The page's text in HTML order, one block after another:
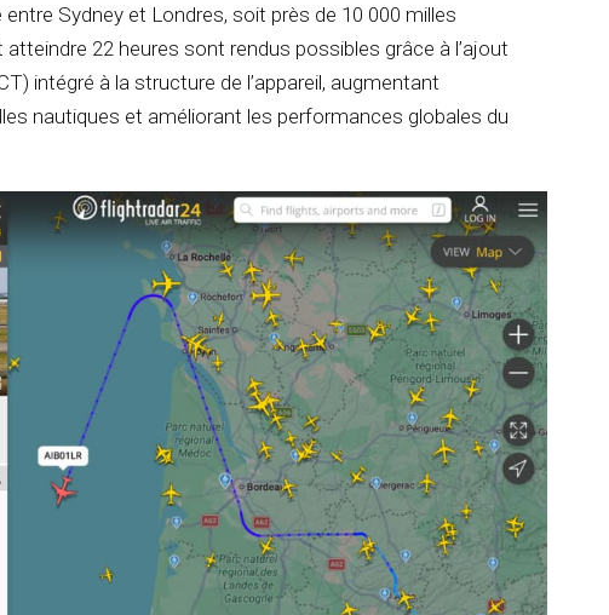
Sydney et Londres, soit près de 10 000 milles
22 heures sont rendus possibles grâce à l’ajout
intégré à la structure de l’appareil, augmentant
nautiques et améliorant les performances globales du